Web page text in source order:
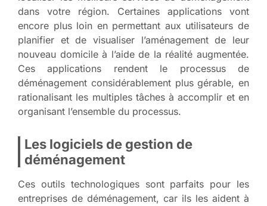
dans votre région. Certaines applications vont
encore plus loin en permettant aux utilisateurs de
planifier et de visualiser l’aménagement de leur
nouveau domicile à l’aide de la réalité augmentée.
Ces applications rendent le processus de
déménagement considérablement plus gérable, en
rationalisant les multiples tâches à accomplir et en
organisant l’ensemble du processus.
Les logiciels de gestion de
déménagement
Ces outils technologiques sont parfaits pour les
entreprises de déménagement, car ils les aident à